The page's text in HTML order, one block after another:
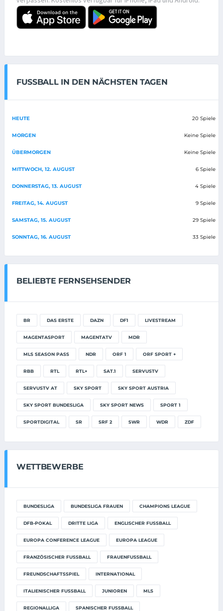
FUSSBALL IN DEN NÄCHSTEN TAGEN
HEUTE 20 Spiele
MORGEN Keine Spiele
ÜBERMORGEN Keine Spiele
MITTWOCH, 12. AUGUST 6 Spiele
DONNERSTAG, 13. AUGUST 4 Spiele
FREITAG, 14. AUGUST 9 Spiele
SAMSTAG, 15. AUGUST 29 Spiele
SONNTAG, 16. AUGUST 33 Spiele
BELIEBTE FERNSEHSENDER
BR DAS ERSTE DAZN DF1 LIVESTREAM
MAGENTASPORT MAGENTATV MDR
MLS SEASON PASS NDR ORF 1 ORF SPORT +
RBB RTL RTL+ SAT.1 SERVUSTV
SERVUSTV AT SKY SPORT SKY SPORT AUSTRIA
SKY SPORT BUNDESLIGA SKY SPORT NEWS SPORT 1
SPORTDIGITAL SR SRF 2 SWR WDR ZDF
WETTBEWERBE
BUNDESLIGA BUNDESLIGA FRAUEN CHAMPIONS LEAGUE
DFB-POKAL DRITTE LIGA ENGLISCHER FUSSBALL
EUROPA CONFERENCE LEAGUE EUROPA LEAGUE
FRANZÖSISCHER FUSSBALL FRAUENFUSSBALL
FREUNDSCHAFTSSPIEL INTERNATIONAL
ITALIENISCHER FUSSBALL JUNIOREN MLS
REGIONALLIGA SPANISCHER FUSSBALL